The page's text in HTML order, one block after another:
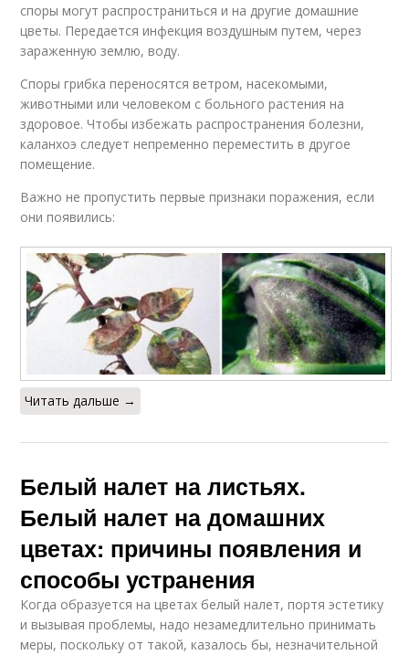
споры могут распространиться и на другие домашние
цветы. Передается инфекция воздушным путем, через
зараженную землю, воду.
Споры грибка переносятся ветром, насекомыми,
животными или человеком с больного растения на
здоровое. Чтобы избежать распространения болезни,
каланхоэ следует непременно переместить в другое
помещение.
Важно не пропустить первые признаки поражения, если
они появились:
Читать дальше →
Белый налет на листьях.
Белый налет на домашних
цветах: причины появления и
способы устранения
Когда образуется на цветах белый налет, портя эстетику
и вызывая проблемы, надо незамедлительно принимать
меры, поскольку от такой, казалось бы, незначительной